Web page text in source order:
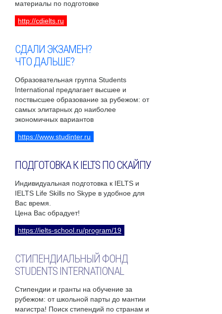
материалы по подготовке
http://cdielts.ru
СДАЛИ ЭКЗАМЕН?
ЧТО ДАЛЬШЕ?
Образовательная группа Students
International предлагает высшее и
поствысшее образование за рубежом: от
самых элитарных до наиболее
экономичных вариантов
https://www.studinter.ru
ПОДГОТОВКА К IELTS ПО СКАЙПУ
Индивидуальная подготовка к IELTS и
IELTS Life Skills по Skype в удобное для
Вас время.
Цена Вас обрадует!
https://ielts-school.ru/program/19
СТИПЕНДИАЛЬНЫЙ ФОНД
STUDENTS INTERNATIONAL
Стипендии и гранты на обучение за
рубежом: от школьной парты до мантии
магистра! Поиск стипендий по странам и